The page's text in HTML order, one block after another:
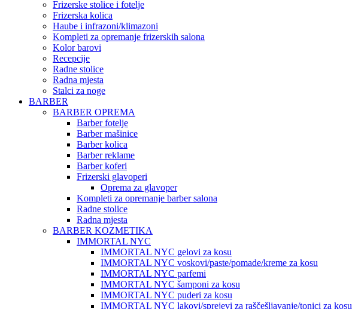
Frizerske stolice i fotelje
Frizerska kolica
Haube i infrazoni/klimazoni
Kompleti za opremanje frizerskih salona
Kolor barovi
Recepcije
Radne stolice
Radna mjesta
Stalci za noge
BARBER
BARBER OPREMA
Barber fotelje
Barber mašinice
Barber kolica
Barber reklame
Barber koferi
Frizerski glavoperi
Oprema za glavoper
Kompleti za opremanje barber salona
Radne stolice
Radna mjesta
BARBER KOZMETIKA
IMMORTAL NYC
IMMORTAL NYC gelovi za kosu
IMMORTAL NYC voskovi/paste/pomade/kreme za kosu
IMMORTAL NYC parfemi
IMMORTAL NYC šamponi za kosu
IMMORTAL NYC puderi za kosu
IMMORTAL NYC lakovi/sprejevi za raščešljavanje/tonici za kosu